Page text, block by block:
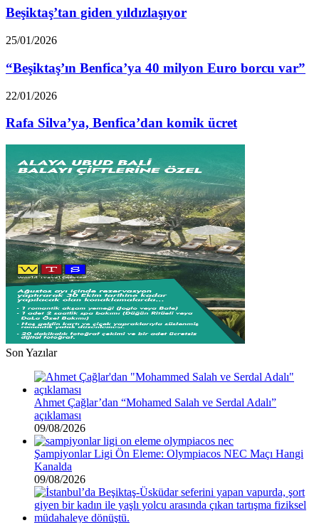
yıldızlaşıyor
Beşiktaş’tan giden yıldızlaşıyor
“Beşiktaş’ın
40
milyon
Euro
borcu
var”
25/01/2026
“Beşiktaş’ın Benfica’ya 40 milyon Euro borcu var”
Rafa
Benfica’dan
ücret
22/01/2026
Rafa Silva’ya, Benfica’dan komik ücret
Son Yazılar
Ahmet Çağlar’dan “Mohamed Salah ve Serdal Adalı”
açıklaması
09/08/2026
Şampiyonlar Ligi Ön Eleme: Olympiacos NEC Maçı Hangi
Kanalda
09/08/2026